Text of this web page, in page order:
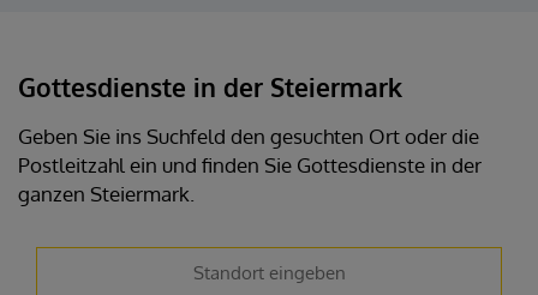
Gottesdienste in der Steiermark
Geben Sie ins Suchfeld den gesuchten Ort oder die
Postleitzahl ein und finden Sie Gottesdienste in der
ganzen Steiermark.